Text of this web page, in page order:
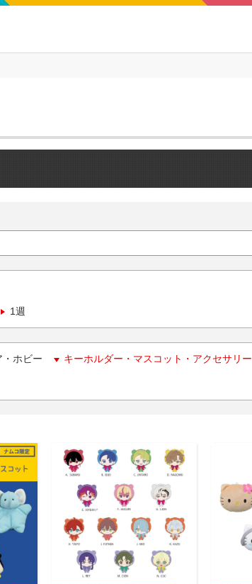
1週
・ホビー キーホルダー・マスコット・アクセサリー